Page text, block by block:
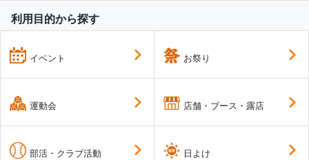
利用目的から探す
イベント
運動会
部活・クラブ活動
お祭り
店舗・ブース・露店
日よけ